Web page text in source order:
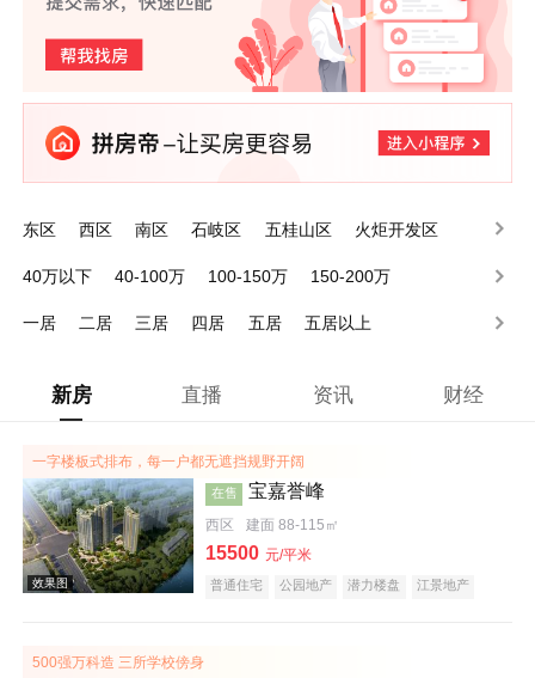
东区 西区 南区 石岐区 五桂山区
火炬开发区
40万以下
40-100万 100-150万
150-200万
一居
二居 三居 四居 五居 五居以上
新房 直播 资讯 财经
一字楼板式排布，每一户都无遮挡规野开阔
在售 宝嘉誉峰
西区 建面 88-115㎡
15500 元/平米
普通住宅 公园地产 潜力楼盘
江景地产
500强万科造 三所学校傍身